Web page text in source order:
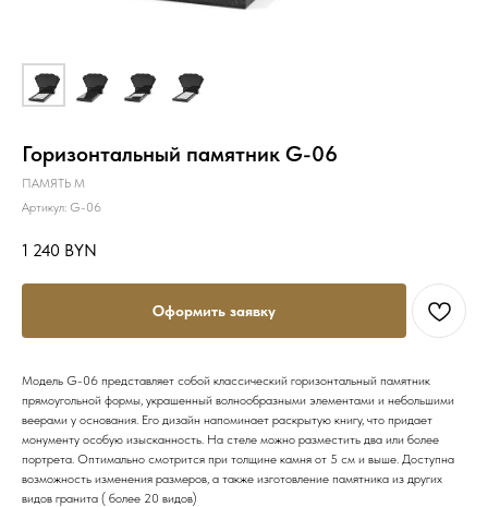
Горизонтальный памятник G-06
ПАМЯТЬ М
Артикул: G-06
1 240 BYN
Оформить заявку
Модель G-06 представляет собой классический горизонтальный памятник
прямоугольной формы, украшенный волнообразными элементами и небольшими
веерами у основания. Его дизайн напоминает раскрытую книгу, что придает
монументу особую изысканность. На стеле можно разместить два или более
портрета. Оптимально смотрится при толщине камня от 5 см и выше. Доступна
возможность изменения размеров, а также изготовление памятника из других
видов гранита ( более 20 видов)